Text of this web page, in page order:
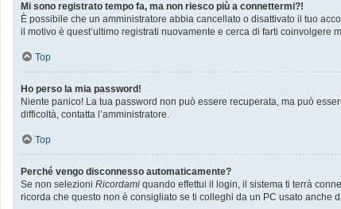
Mi sono registrato tempo fa, ma non riesco più a connettermi?!
È possibile che un amministratore abbia cancellato o disattivato il tuo
il motivo è quest’ultimo registrati nuovamente e cerca di farti coinvolgere
Top
Ho perso la mia password!
Niente panico! La tua password non può essere recuperata, ma può
difficoltà, contatta l’amministratore.
Top
Perché vengo disconnesso automaticamente?
Se non selezioni Ricordami quando effettui il login, il sistema ti terrà
ricorda che questo non è consigliato se ti colleghi da un PC usato anche